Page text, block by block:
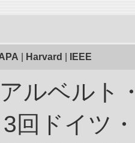
Harvard IEEE
ルベルト
回ドイツ